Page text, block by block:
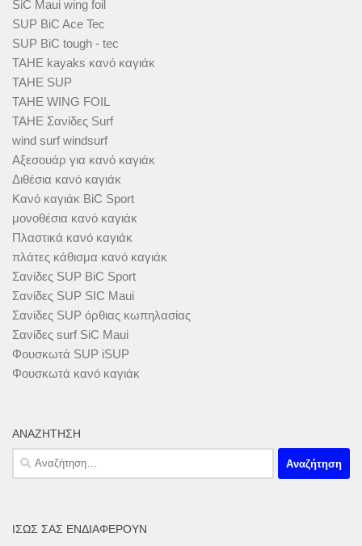
SiC Maui wing foil
SUP BiC Ace Tec
SUP BiC tough - tec
TAHE kayaks κανό καγιάκ
TAHE SUP
TAHE WING FOIL
TAHE Σανίδες Surf
wind surf windsurf
Αξεσουάρ για κανό καγιάκ
Διθέσια κανό καγιάκ
Κανό καγιάκ BiC Sport
μονοθέσια κανό καγιάκ
Πλαστικά κανό καγιάκ
πλάτες κάθισμα κανό καγιάκ
Σανίδες SUP BiC Sport
Σανίδες SUP SIC Maui
Σανίδες SUP όρθιας κωπηλασίας
Σανίδες surf SiC Maui
Φουσκωτά SUP iSUP
Φουσκωτά κανό καγιάκ
ΑΝΑΖΉΤΗΣΗ
Αναζήτηση
για:
ΊΣΩΣ ΣΑΣ ΕΝΔΙΑΦΈΡΟΥΝ